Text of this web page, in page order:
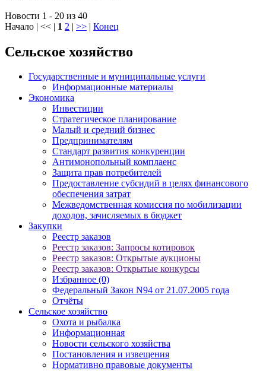
Новости 1 - 20 из 40
Начало | << | 1 2 | >> | Конец
Сельское хозяйство
Государственные и муниципальные услуги
Информационные материалы
Экономика
Инвестиции
Стратегическое планирование
Малый и средний бизнес
Предпринимателям
Стандарт развития конкуренции
Антимонопольный комплаенс
Защита прав потребителей
Предоставление субсидий в целях финансового
обеспечения затрат
Межведомственная комиссия по мобилизации
доходов, зачисляемых в бюджет
Закупки
Реестр заказов
Реестр заказов: Запросы котировок
Реестр заказов: Открытые аукционы
Реестр заказов: Открытые конкурсы
Избранное (0)
Федеральный Закон N94 от 21.07.2005 года
Отчёты
Сельское хозяйство
Охота и рыбалка
Информационная
Новости сельского хозяйства
Постановления и извещения
Нормативно правовые документы